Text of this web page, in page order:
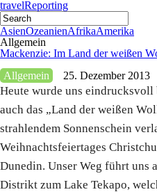
travelReporting
AsienOzeanienAfrikaAmerika
Allgemein
Mackenzie: Im Land der weißen
Allgemein
25. Dezember 2013
Heute wurde uns eindrucksvoll
auch das „Land der weißen
strahlendem Sonnenschein
Weihnachtsfeiertages
Dunedin. Unser Weg führt uns
Distrikt zum Lake Tekapo,